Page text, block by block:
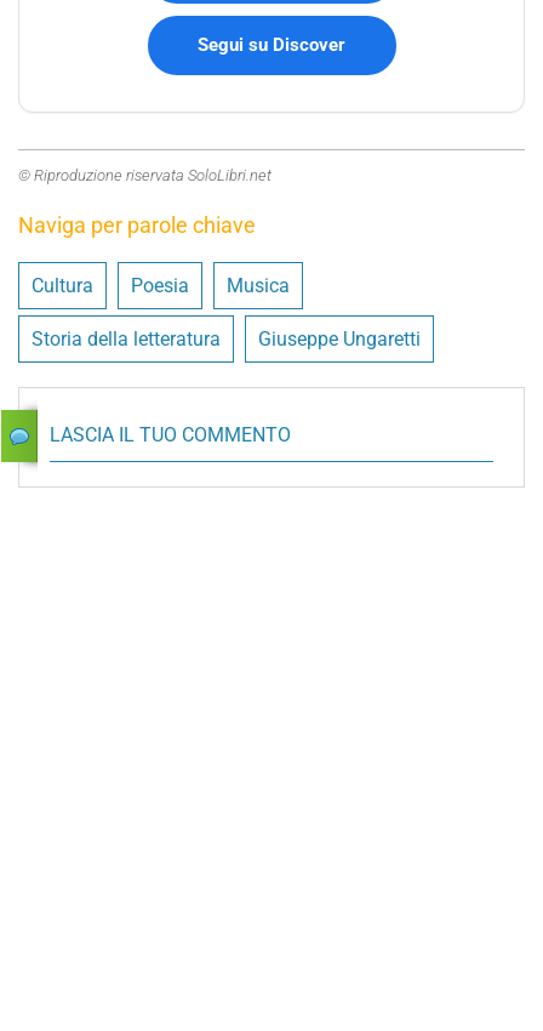
Segui su Discover
© Riproduzione riservata SoloLibri.net
Naviga per parole chiave
Cultura Poesia Musica
Storia della letteratura Giuseppe Ungaretti
LASCIA IL TUO COMMENTO